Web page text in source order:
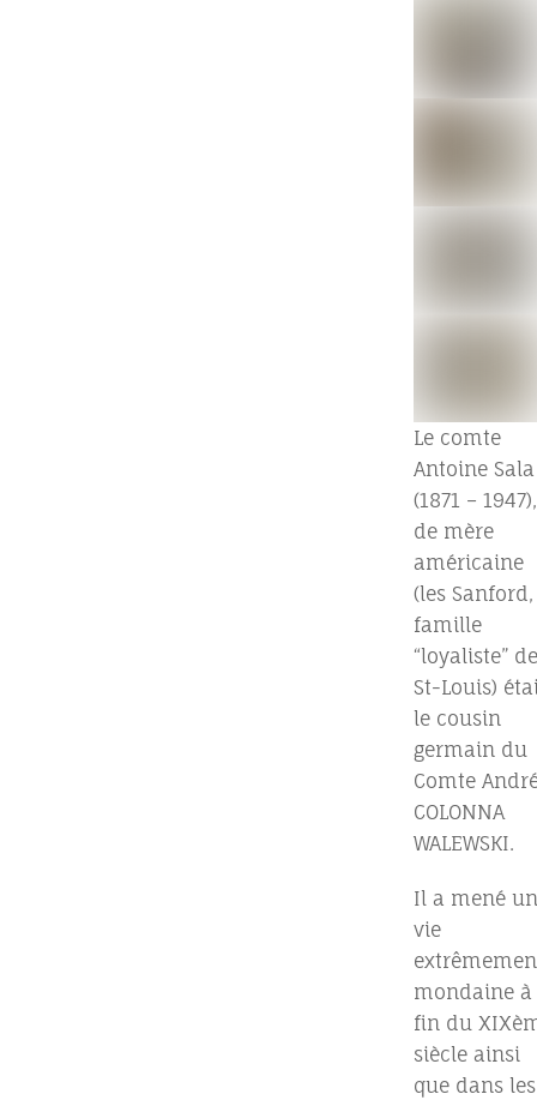
Le comte
Antoine Sala
(1871 – 1947),
de mère
américaine
(les Sanford,
famille
“loyaliste” de
St-Louis)
le cousin
germain du
Comte
COLONNA
WALEWSKI.
Il a mené un
vie
mondaine à
fin du
siècle ainsi
que dans les